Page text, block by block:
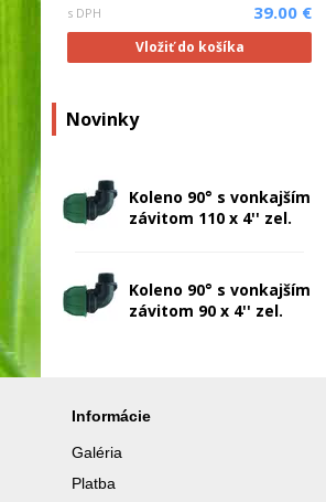
s DPH 39.00 €
Vložiť do košíka
Novinky
Koleno 90° s vonkajším
závitom 110 x 4'' zel.
Koleno 90° s vonkajším
závitom 90 x 4'' zel.
Informácie
Galéria
Platba